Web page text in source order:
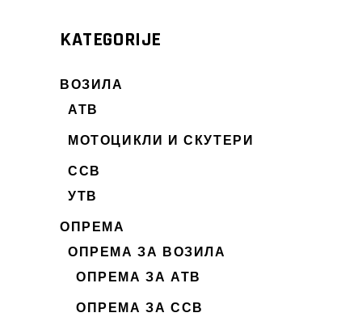
KATEGORIJE
ВОЗИЛА
АТВ
МОТОЦИКЛИ И СКУТЕРИ
ССВ
УТВ
ОПРЕМА
ОПРЕМА ЗА ВОЗИЛА
ОПРЕМА ЗА АТВ
ОПРЕМА ЗА ССВ